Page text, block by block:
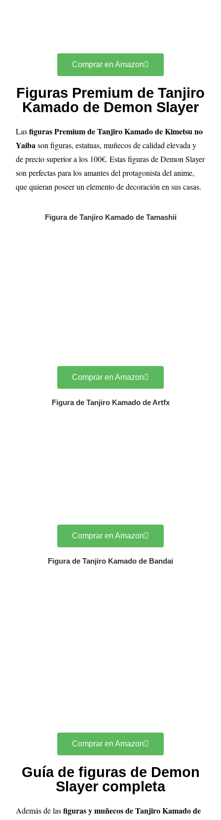
Comprar en Amazon
Figuras Premium de Tanjiro
Kamado de Demon Slayer
Lasfiguras Premium de Tanjiro Kamado de Kimetsu no
Yaibason figuras, estatuas, muñecos de calidad elevada y
de precio superior a los 100€. Estas figuras de Demon Slayer
son perfectas para los amantes del protagonista del anime,
que quieran poseer un elemento de decoración en sus casas.
Figura de Tanjiro Kamado de Tamashii
Comprar en Amazon
Figura de Tanjiro Kamado de Artfx
Comprar en Amazon
Figura de Tanjiro Kamado de Bandai
Comprar en Amazon
Guía de figuras de Demon
Slayer completa
Además de lasfiguras y muñecos de Tanjiro Kamado de